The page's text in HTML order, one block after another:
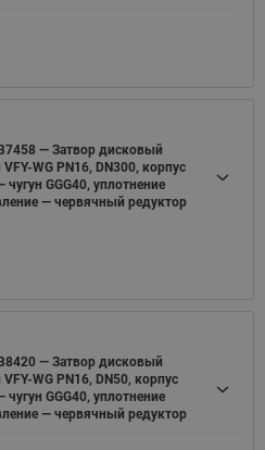
— Затвор дисковый
WG PN16, DN300, корпус
чугун GGG40, уплотнение
— червячный редуктор
— Затвор дисковый
WG PN16, DN50, корпус
чугун GGG40, уплотнение
— червячный редуктор